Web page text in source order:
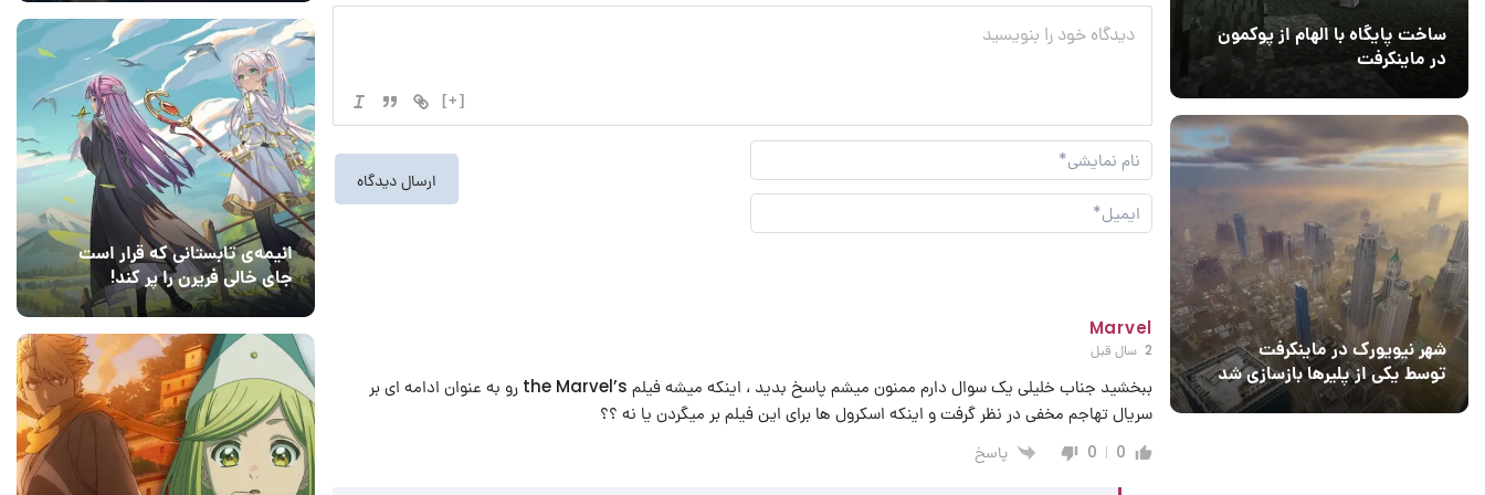
ساخت پایگاه با الهام از پوکمون
در ماینکرفت
شهر نیویورک در ماینکرفت
توسط یکی از پلیرها بازسازی شد
[+]
نام
نمایشی*
ایمیل*
Marvel
2 سال قبل
ببخشید جناب خلیلی یک سوال دارم ممنون میشم پاسخ بدید ، اینکه میشه فیلم the Marvel’s رو به عنوان ادامه ای بر
سریال تهاجم مخفی در نظر گرفت و اینکه اسکرول ها برای این فیلم بر میگردن یا نه ؟؟
0
0 پاسخ
انیمه‌ی تابستانی که قرار است
جای خالی فریرن را پر کند!
14 مرداد 1405